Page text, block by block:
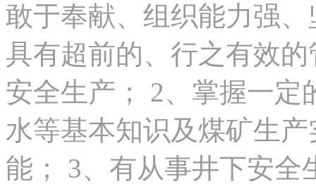
敢于奉献、组织能力强
具有超前的、行之有效
安全生产； 2、掌握一
水等基本知识及煤矿生
能； 3、有从事井下安全